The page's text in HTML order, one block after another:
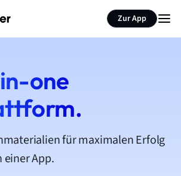
Zur App
one
für maximalen Erfolg
einer App.